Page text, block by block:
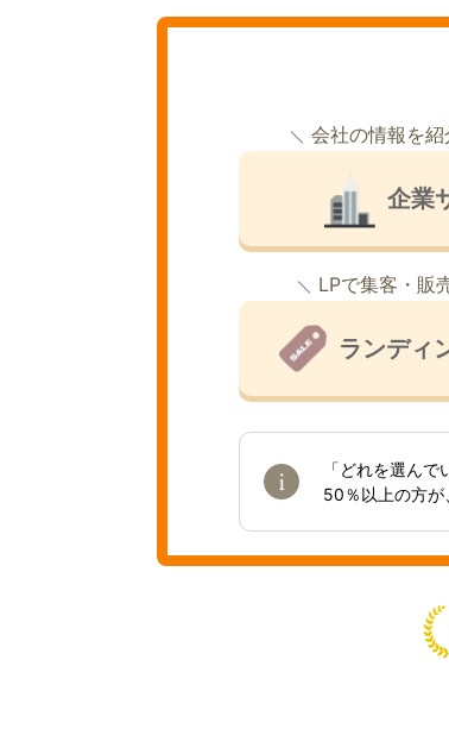
会社の情報を紹
企業
LPで集客・販
ランディ
「どれを選ん
50％以上の方が